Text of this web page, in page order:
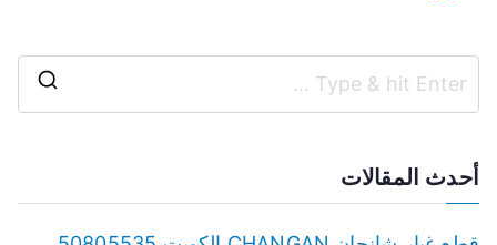
r
أحدث المقالات